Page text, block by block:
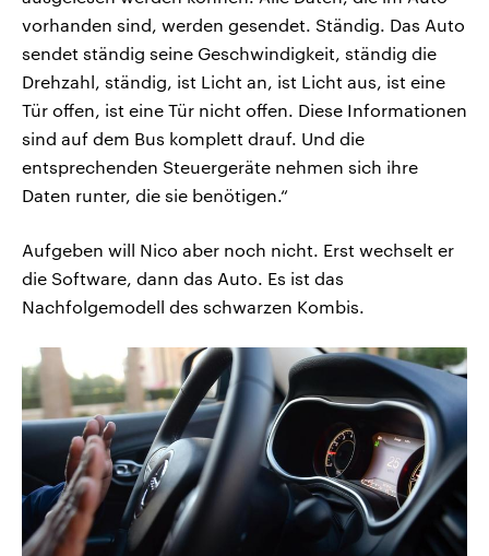
vorhanden sind, werden gesendet. Ständig. Das Auto
sendet ständig seine Geschwindigkeit, ständig die
Drehzahl, ständig, ist Licht an, ist Licht aus, ist eine
Tür offen, ist eine Tür nicht offen. Diese Informationen
sind auf dem Bus komplett drauf. Und die
entsprechenden Steuergeräte nehmen sich ihre
Daten runter, die sie benötigen.“
Aufgeben will Nico aber noch nicht. Erst wechselt er
die Software, dann das Auto. Es ist das
Nachfolgemodell des schwarzen Kombis.